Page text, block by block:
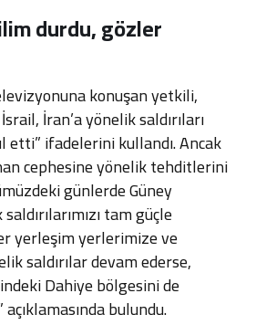
durdu, gözler
konuşan yetkili,
İran’a yönelik saldırıları
etti” ifadelerini kullandı. Ancak
cephesine yönelik tehditlerini
günlerde Güney
tam güçle
yerleşim yerlerimize ve
saldırılar devam ederse,
Dahiye bölgesini de
bulundu.